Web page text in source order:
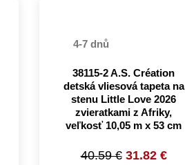
4-7 dnů
38115-2 A.S. Création
detská vliesová tapeta na
stenu Little Love 2026
zvieratkami z Afriky,
veľkosť 10,05 m x 53 cm
40.59 € 31.82 €